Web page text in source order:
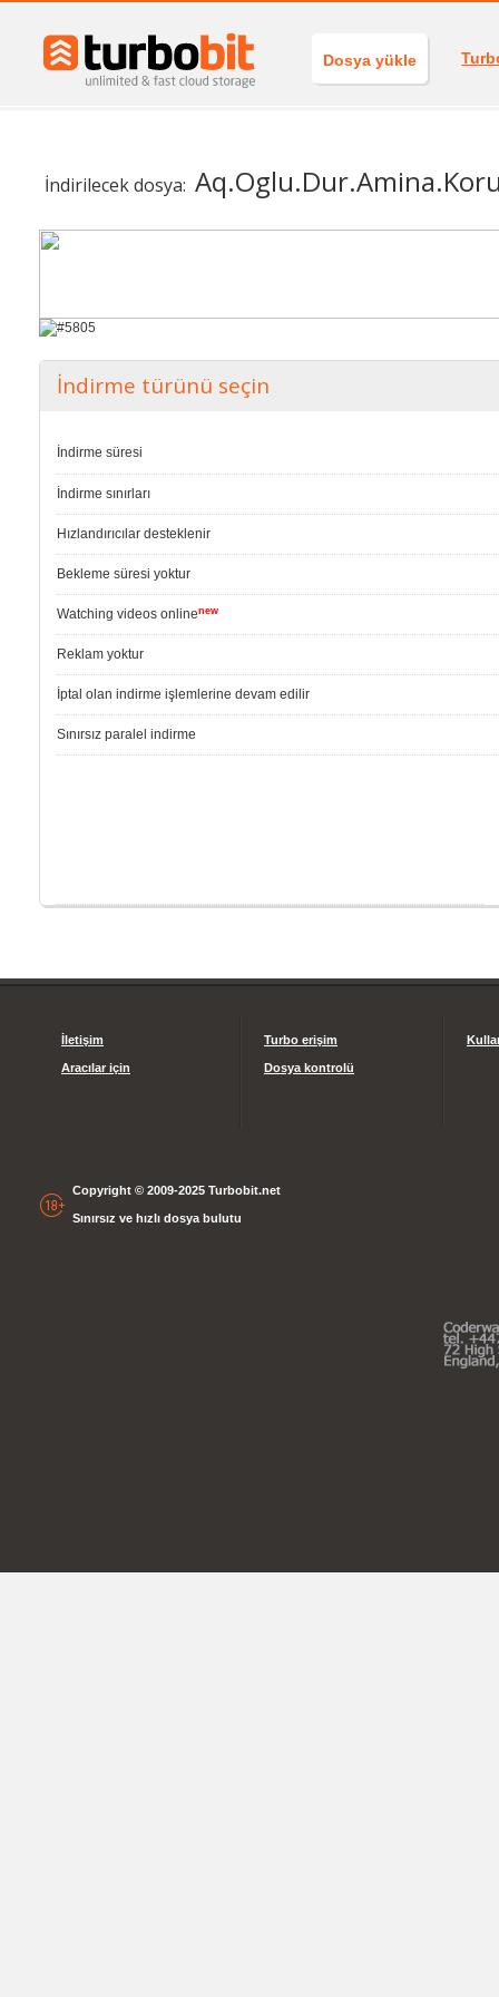
Dosya yükle
İndirilecek dosya:
İndirme türünü seçin
İndirme süresi
İndirme sınırları
Hızlandırıcılar desteklenir
Bekleme süresi yoktur
Watching videos onlinenew
Reklam yoktur
İptal olan indirme işlemlerine devam edilir
Sınırsız paralel indirme
İletişim
Aracılar için
Turbo erişim
Dosya kontrolü
Copyright © 2009-2025 Turbobit.net
Sınırsız ve hızlı dosya bulutu